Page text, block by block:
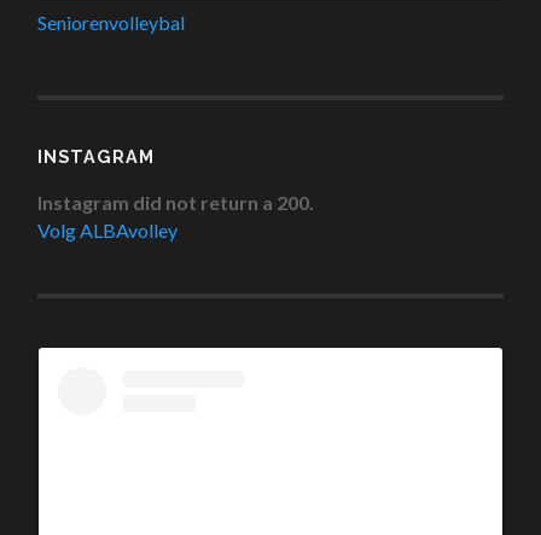
Seniorenvolleybal
INSTAGRAM
Instagram did not return a 200.
Volg ALBAvolley